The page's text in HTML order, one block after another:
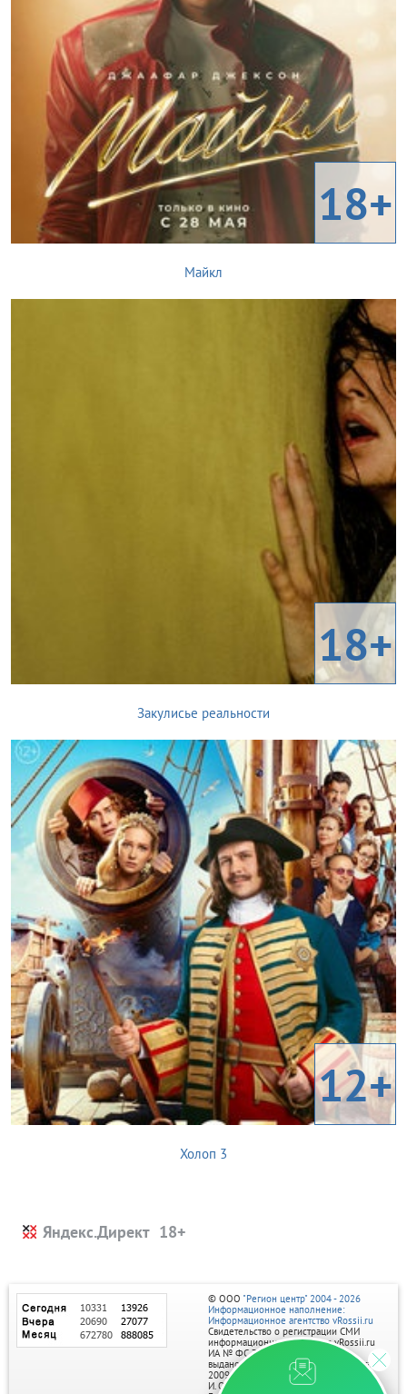
18+
Майкл
18+
Закулисье реальности
12+
Холоп 3
Яндекс.Директ
© ООО "Регион центр" 2004 - 2026
Информационное наполнение:
Информационное агентство vRossii.ru
Свидетельство о регистрации СМИ
информационного агентства vRossii.ru
ИА № ФС 77‑35502
выдано РОСКОМНАДЗОРом 04 марта
2009г.
И. О. Главного редактора Нарыков А. Н.